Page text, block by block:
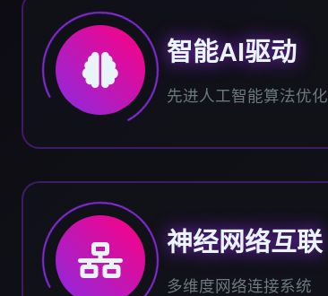
智能AI驱动
先进人工智能算法优化
神经网络互联
多维度网络连接系统